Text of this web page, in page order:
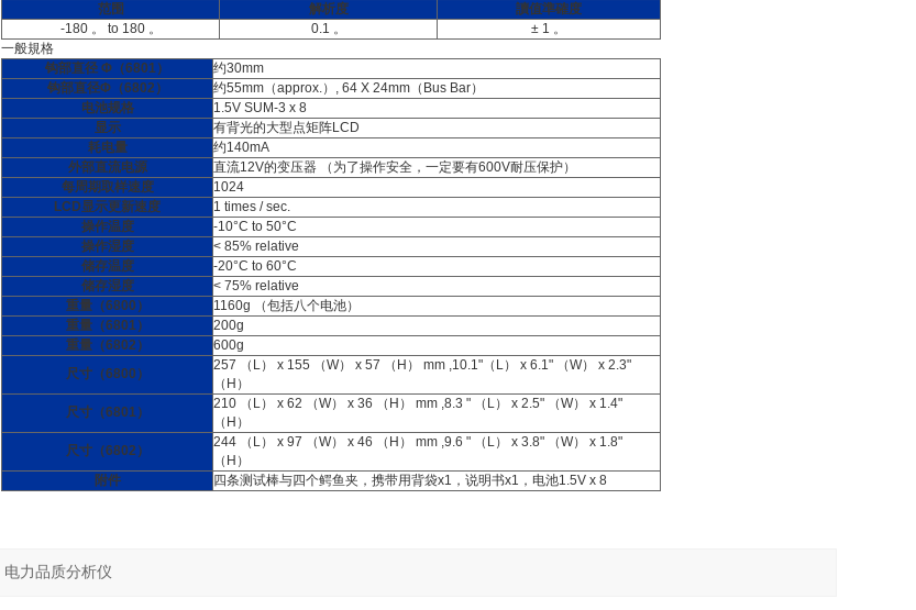
范围
解析度
讀值準確度
-180 。 to 180 。
0.1 。
± 1 。
一般規格
钩部直径 Φ（6801）
约30mm
钩部直径Φ（6802）
约55mm（approx.）, 64 X 24mm（Bus Bar）
电池规格
1.5V SUM-3 x 8
显示
有背光的大型点矩阵LCD
耗电量
约140mA
外部直流电源
直流12V的变压器 （为了操作安全，一定要有600V耐压保护）
每周期取样速度
1024
LCD显示更新速度
1 times / sec.
操作温度
-10°C to 50°C
操作湿度
< 85% relative
储存温度
-20°C to 60°C
储存湿度
< 75% relative
重量（6800）
1160g （包括八个电池）
重量（6801）
200g
重量（6802）
600g
尺寸（6800）
257 （L） x 155 （W） x 57 （H） mm ,10.1"（L） x 6.1" （W） x 2.3"
（H）
尺寸（6801）
210 （L） x 62 （W） x 36 （H） mm ,8.3 " （L） x 2.5" （W） x 1.4"
（H）
尺寸（6802）
244 （L） x 97 （W） x 46 （H） mm ,9.6 " （L） x 3.8" （W） x 1.8"
（H）
附件
四条测试棒与四个鳄鱼夹，携带用背袋x1，说明书x1，电池1.5V x 8